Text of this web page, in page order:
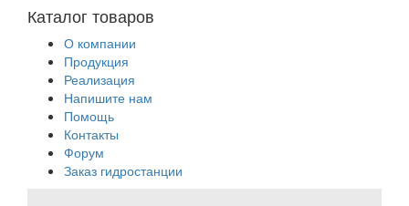
Каталог товаров
О компании
Продукция
Реализация
Напишите нам
Помощь
Контакты
Форум
Заказ гидростанции